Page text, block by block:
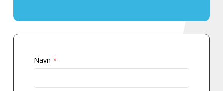
Navn *